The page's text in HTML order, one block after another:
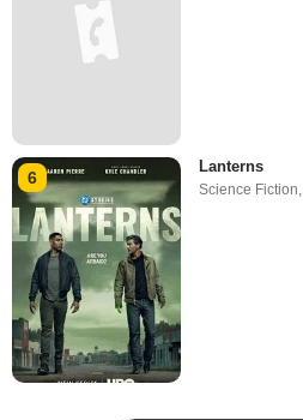
6
Lanterns
Science Fiction